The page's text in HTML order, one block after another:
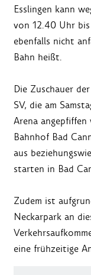
Esslingen kann
von 12.40 Uhr
ebenfalls nicht
Bahn heißt.
Die Zuschauer
SV, die am
Arena
Bahnhof Bad
aus
starten in Bad
Zudem ist
Neckarpark an
eine frühzeitige